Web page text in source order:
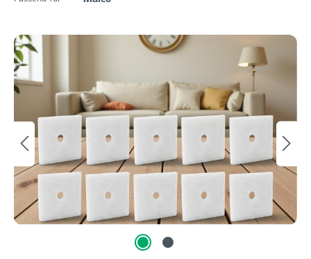
Bildergalerie überspringen